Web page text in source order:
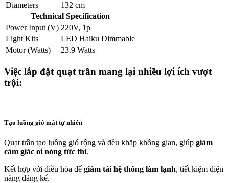
Diameters
132 cm
Technical Specification
Power Input (V) 220V, 1p
Light Kits
LED Haiku Dimmable
Motor (Watts)
23.9 Watts
Việc lắp đặt quạt trần mang lại nhiều lợi ích vượt
trội:
Tạo luồng gió mát tự nhiên
Quạt trần tạo luồng gió rộng và đều khắp không gian, giúp giảm
cảm giác oi nóng tức thì.
Kết hợp với điều hòa để giảm tải hệ thống làm lạnh, tiết kiệm điện
năng đáng kể.